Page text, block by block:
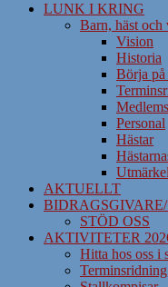
LUNK I KRING
Barn, häst och
Vision
Historia
Börja
Personal
Hästar
AKTUELLT
BIDRAGSGIVARE/
STÖD OSS
AKTIVITETER
Hitta hos oss i